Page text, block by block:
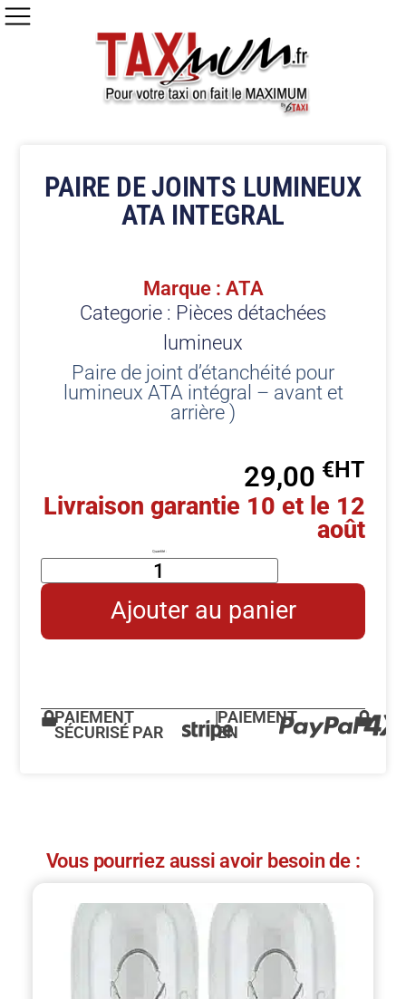
PAIRE DE JOINTS LUMINEUX
ATA INTEGRAL
Marque : ATA
Categorie : Pièces détachées
lumineux
Paire de joint d’étanchéité pour
lumineux ATA intégral – avant et
arrière )
29,00€
Livraison garantie 10 et le 12
août
Ajouter au panier
PAIEMENT
SÉCURISÉ PAR
|PAIEMENT
EN
Vous pourriez aussi avoir besoin de :